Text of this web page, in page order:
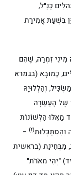
כַּנַּ"ל,
בִּשְׁעַת אֲמִירַת
זִמְרָה, שֶׁהֵם
כַּמּוּבָא (בגמרא
וְהַלְלוּיָהּ
שֶׁל הָעֲשָׂרָה
מֵאֵלּוּ הַלְּשׁוֹנוֹת
וְהִסְתַּכְּלוּת(ז) –
מִבְּחִינַת (בראשית
"יְהִי מְאֹרֹת"